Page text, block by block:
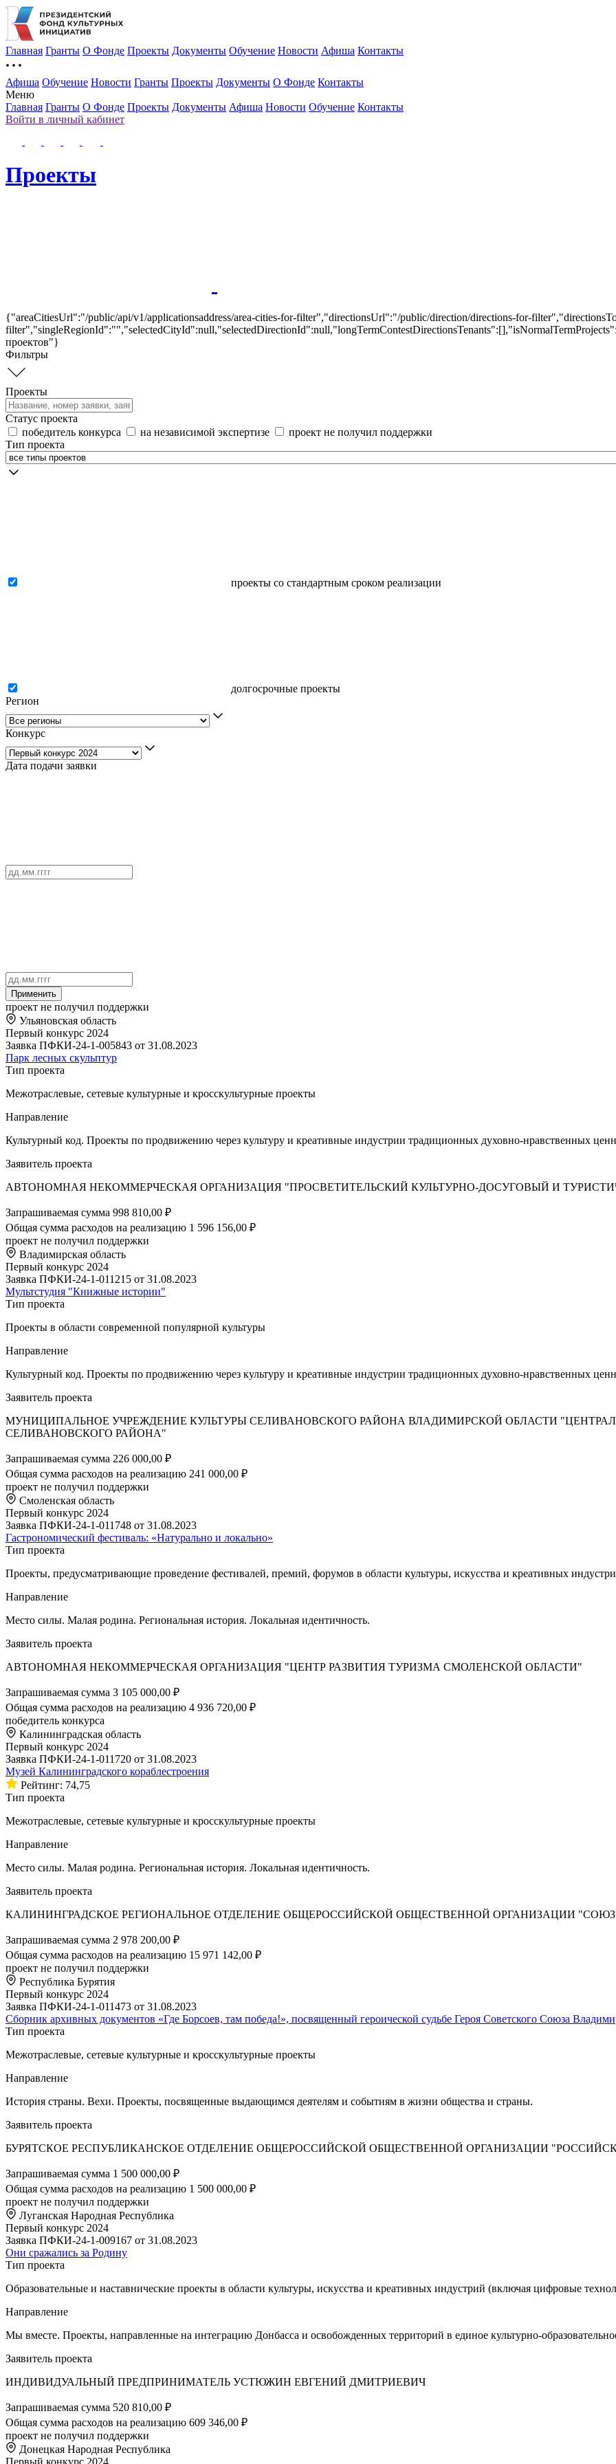
Главная Гранты О Фонде Проекты Документы Обучение Новости Афиша Контакты
Афиша Обучение Новости Гранты Проекты Документы О Фонде Контакты
Меню
Главная Гранты О Фонде Проекты Документы Афиша Новости Обучение Контакты
Войти в личный кабинет
Проекты
{"areaCitiesUrl":"/public/api/v1/applicationsaddress/area-cities-for-filter","directionsUrl":"/public/direction/directions-for-
проектов"}
Фильтры
Проекты
Статус проекта
победитель конкурса
на независимой экспертизе
проект не получил поддержки
Тип проекта
проекты со стандартным сроком реализации
долгосрочные проекты
Регион
Конкурс
Дата подачи заявки
Применить
проект не получил поддержки
Ульяновская область
Первый конкурс 2024
Заявка ПФКИ-24-1-005843 от 31.08.2023
Парк лесных скульптур
Тип проекта
Межотраслевые, сетевые культурные и кросскультурные проекты
Направление
Культурный код. Проекты по продвижению через культуру и креативные индустрии традиционных духовно-нравственных
Заявитель проекта
АВТОНОМНАЯ НЕКОММЕРЧЕСКАЯ ОРГАНИЗАЦИЯ "ПРОСВЕТИТЕЛЬСКИЙ КУЛЬТУРНО-ДОСУГОВЫЙ И
Запрашиваемая сумма 998 810,00 ₽
Общая сумма расходов на реализацию 1 596 156,00 ₽
проект не получил поддержки
Владимирская область
Первый конкурс 2024
Заявка ПФКИ-24-1-011215 от 31.08.2023
Мультстудия "Книжные истории"
Тип проекта
Проекты в области современной популярной культуры
Направление
Культурный код. Проекты по продвижению через культуру и креативные индустрии традиционных духовно-нравственных
Заявитель проекта
МУНИЦИПАЛЬНОЕ УЧРЕЖДЕНИЕ КУЛЬТУРЫ СЕЛИВАНОВСКОГО РАЙОНА ВЛАДИМИРСКОЙ ОБЛАСТИ
СЕЛИВАНОВСКОГО РАЙОНА"
Запрашиваемая сумма 226 000,00 ₽
Общая сумма расходов на реализацию 241 000,00 ₽
проект не получил поддержки
Смоленская область
Первый конкурс 2024
Заявка ПФКИ-24-1-011748 от 31.08.2023
Гастрономический фестиваль: «Натурально и локально»
Тип проекта
Проекты, предусматривающие проведение фестивалей, премий, форумов в области культуры, искусства и креативных
Направление
Место силы. Малая родина. Региональная история. Локальная идентичность.
Заявитель проекта
АВТОНОМНАЯ НЕКОММЕРЧЕСКАЯ ОРГАНИЗАЦИЯ "ЦЕНТР РАЗВИТИЯ ТУРИЗМА СМОЛЕНСКОЙ ОБЛАСТИ"
Запрашиваемая сумма 3 105 000,00 ₽
Общая сумма расходов на реализацию 4 936 720,00 ₽
победитель конкурса
Калининградская область
Первый конкурс 2024
Заявка ПФКИ-24-1-011720 от 31.08.2023
Музей Калининградского кораблестроения
Рейтинг: 74,75
Тип проекта
Межотраслевые, сетевые культурные и кросскультурные проекты
Направление
Место силы. Малая родина. Региональная история. Локальная идентичность.
Заявитель проекта
КАЛИНИНГРАДСКОЕ РЕГИОНАЛЬНОЕ ОТДЕЛЕНИЕ ОБЩЕРОССИЙСКОЙ ОБЩЕСТВЕННОЙ ОРГАНИЗАЦИИ
Запрашиваемая сумма 2 978 200,00 ₽
Общая сумма расходов на реализацию 15 971 142,00 ₽
проект не получил поддержки
Республика Бурятия
Первый конкурс 2024
Заявка ПФКИ-24-1-011473 от 31.08.2023
Сборник архивных документов «Где Борсоев, там победа!», посвященный героической судьбе Героя Советского Союза
Тип проекта
Межотраслевые, сетевые культурные и кросскультурные проекты
Направление
История страны. Вехи. Проекты, посвященные выдающимся деятелям и событиям в жизни общества и страны.
Заявитель проекта
БУРЯТСКОЕ РЕСПУБЛИКАНСКОЕ ОТДЕЛЕНИЕ ОБЩЕРОССИЙСКОЙ ОБЩЕСТВЕННОЙ ОРГАНИЗАЦИИ
Запрашиваемая сумма 1 500 000,00 ₽
Общая сумма расходов на реализацию 1 500 000,00 ₽
проект не получил поддержки
Луганская Народная Республика
Первый конкурс 2024
Заявка ПФКИ-24-1-009167 от 31.08.2023
Они сражались за Родину
Тип проекта
Образовательные и наставнические проекты в области культуры, искусства и креативных индустрий (включая цифровые
Направление
Мы вместе. Проекты, направленные на интеграцию Донбасса и освобожденных территорий в единое культурно-
Заявитель проекта
ИНДИВИДУАЛЬНЫЙ ПРЕДПРИНИМАТЕЛЬ УСТЮЖИН ЕВГЕНИЙ ДМИТРИЕВИЧ
Запрашиваемая сумма 520 810,00 ₽
Общая сумма расходов на реализацию 609 346,00 ₽
проект не получил поддержки
Донецкая Народная Республика
Первый конкурс 2024